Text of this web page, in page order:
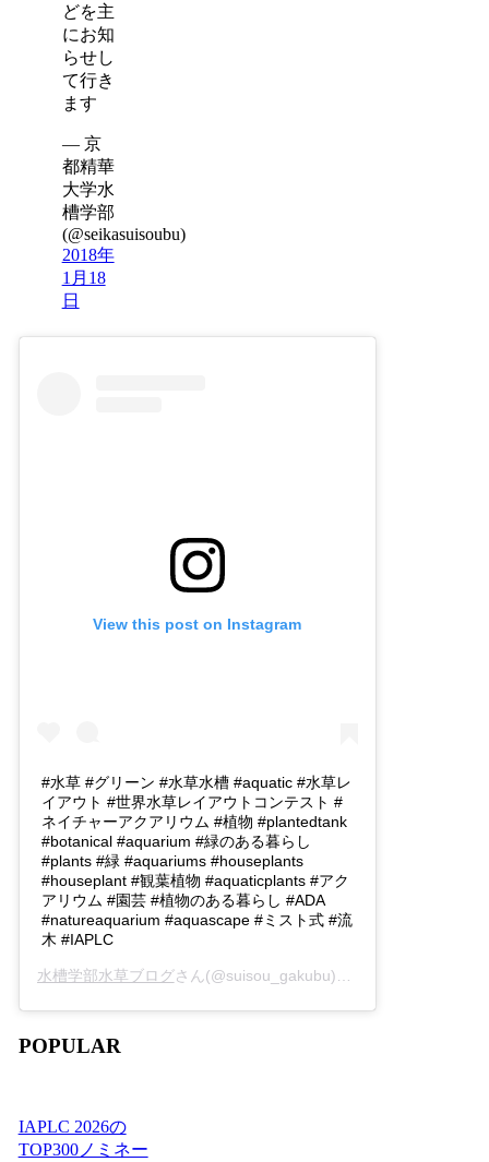
どを主
にお知
らせし
て行き
ます
— 京
都精華
大学水
槽学部
(@seikasuisoubu)
2018年
1月18
日
View this post on Instagram
#水草 #グリーン #水草水槽 #aquatic #水草レ
イアウト #世界水草レイアウトコンテスト #
ネイチャーアクアリウム #植物 #plantedtank
#botanical #aquarium #緑のある暮らし
#plants #緑 #aquariums #houseplants
#houseplant #観葉植物 #aquaticplants #アク
アリウム #園芸 #植物のある暮らし #ADA
#natureaquarium #aquascape #ミスト式 #流
木 #IAPLC
水槽学部水草ブログさん(@suisou_gakubu)がシェアした投稿 -
POPULAR
IAPLC 2026の
TOP300ノミネー